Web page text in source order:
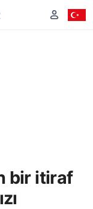
bir itiraf